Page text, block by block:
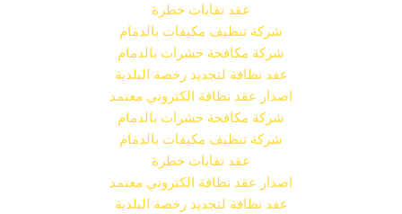
عقد نفايات خطرة
شركة تنظيف مكيفات بالدمام
شركة مكافحة حشرات بالدمام
عقد نظافة لتجديد رخصة البلدية
اصدار عقد نظافة الكتروني معتمد
شركة مكافحة حشرات بالدمام
شركة تنظيف مكيفات بالدمام
عقد نفايات خطرة
اصدار عقد نظافة الكتروني معتمد
عقد نظافة لتجديد رخصة البلدية